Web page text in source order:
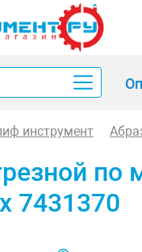
инструмент
по
7431370